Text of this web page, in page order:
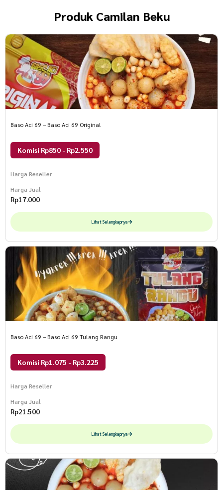
Produk Camilan Beku
Baso Aci 69 – Baso Aci 69 Original
Komisi Rp850 - Rp2.550
Harga Reseller
Harga Jual
Rp17.000
Lihat Selengkapnya
Baso Aci 69 – Baso Aci 69 Tulang Rangu
Komisi Rp1.075 - Rp3.225
Harga Reseller
Harga Jual
Rp21.500
Lihat Selengkapnya